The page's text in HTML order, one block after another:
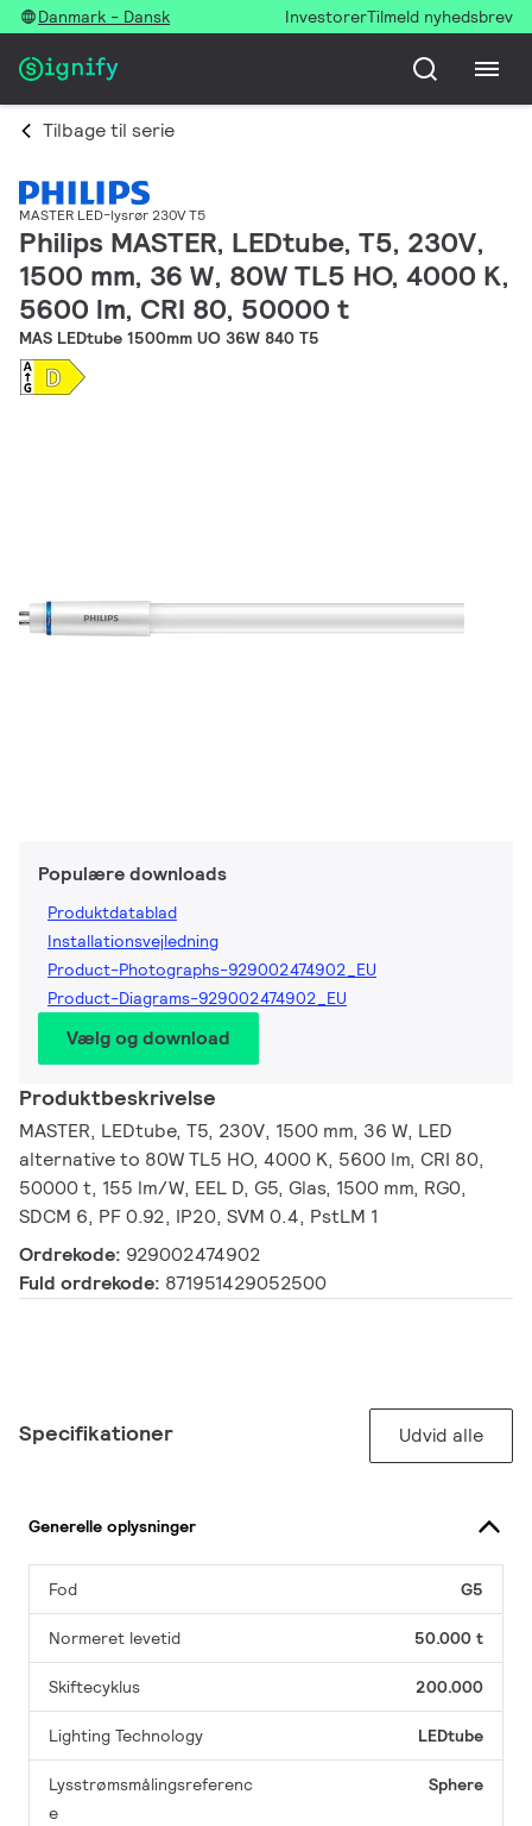
Danmark - Dansk InvestorerTilmeld nyhedsbrev
Tilbage til serie
MASTER LED-lysrør 230V T5
Philips MASTER, LEDtube, T5, 230V,
1500 mm, 36 W, 80W TL5 HO, 4000 K,
5600 lm, CRI 80, 50000 t
MAS LEDtube 1500mm UO 36W 840 T5
Populære downloads
Produktdatablad
Installationsvejledning
Product-Photographs-929002474902_EU
Product-Diagrams-929002474902_EU
Vælg og download
Produktbeskrivelse
MASTER, LEDtube, T5, 230V, 1500 mm, 36 W, LED
alternative to 80W TL5 HO, 4000 K, 5600 lm, CRI 80,
50000 t, 155 lm/W, EEL D, G5, Glas, 1500 mm, RG0,
SDCM 6, PF 0.92, IP20, SVM 0.4, PstLM 1
Ordrekode: 929002474902
Fuld ordrekode: 871951429052500
Specifikationer Udvid alle
Generelle oplysninger
Fod G5
Normeret levetid 50.000 t
Skiftecyklus 200.000
Lighting Technology LEDtube
Lysstrømsmålingsreferenc
e
Sphere